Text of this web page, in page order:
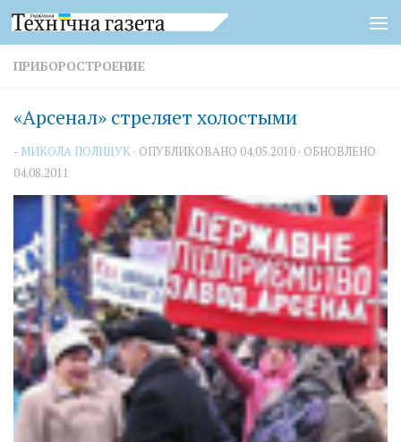
Перейти к содержимому
ПРИБОРОСТРОЕНИЕ
«Арсенал» стреляет холостыми
- МИКОЛА ПОЛІЩУК · ОПУБЛИКОВАНО 04.05.2010 · ОБНОВЛЕНО
04.08.2011